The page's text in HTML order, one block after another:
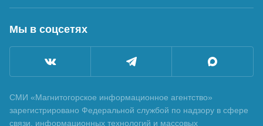
Мы в соцсетях
СМИ «Магнитогорское информационное агентство»
зарегистрировано Федеральной службой по надзору в сфере
связи, информационных технологий и массовых